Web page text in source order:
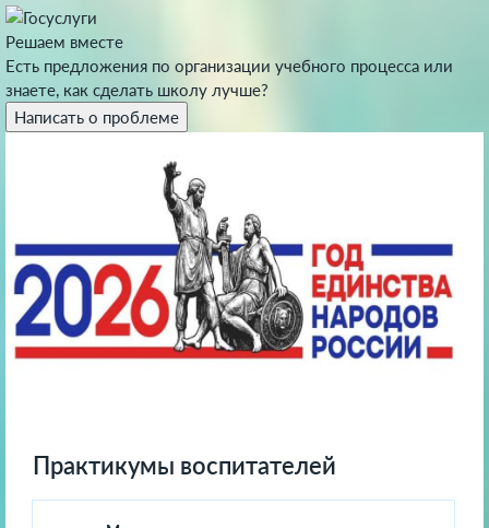
Решаем вместе
Есть предложения по организации учебного процесса или
знаете, как сделать школу лучше?
Написать о проблеме
Практикумы воспитателей